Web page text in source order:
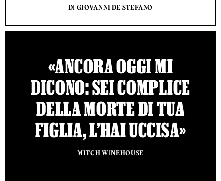
DI GIOVANNI DE STEFANO
«ANCORA OGGI MI
DICONO: SEI COMPLICE
DELLA MORTE DI TUA
FIGLIA, L’HAI UCCISA»
MITCH WINEHOUSE